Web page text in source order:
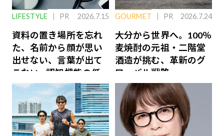
LIFESTYLE PR 2026.7.15
資料の置き場所を忘れ
た、名前から顔が思い
出せない、言葉が出て
こない…認知機能の低
下を救う、脳のインナ
ーケアとは
GOURMET PR 2026.7.24
大分から世界へ。100％
麦焼酎の元祖・二階堂
酒造が挑む、革新のグ
ローバル戦略